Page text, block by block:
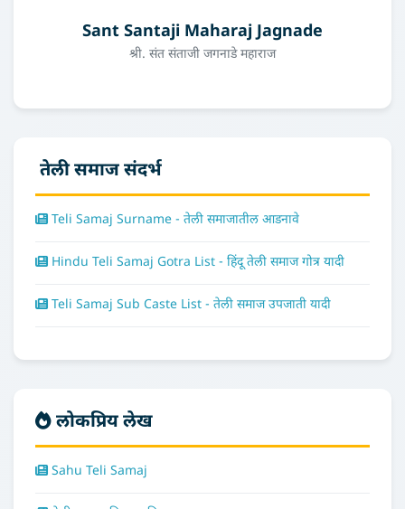
Sant Santaji Maharaj Jagnade
श्री. संत संताजी जगनाडे महाराज
तेली समाज संदर्भ
Teli Samaj Surname - तेली समाजातील आडनावे
Hindu Teli Samaj Gotra List - हिंदू तेली समाज गोत्र यादी
Teli Samaj Sub Caste List - तेली समाज उपजाती यादी
लोकप्रिय लेख
Sahu Teli Samaj